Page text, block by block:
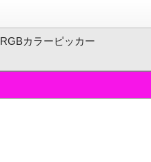
RGBカラーピッカー